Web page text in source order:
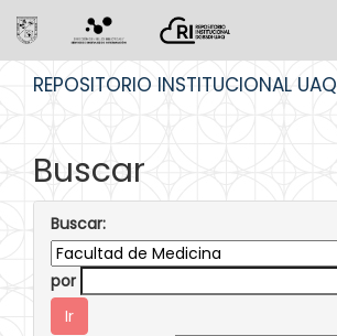
REPOSITORIO INSTITUCIONAL UAQ
Buscar
Buscar:
por